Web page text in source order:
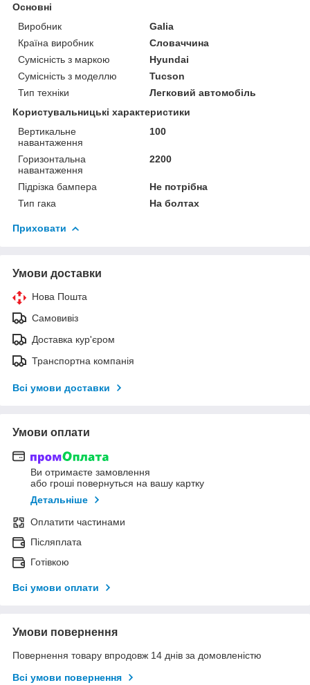
Основні
Виробник
Galia
Країна виробник
Словаччина
Сумісність з маркою
Hyundai
Сумісність з моделлю
Tucson
Тип техніки
Легковий автомобіль
Користувальницькі характеристики
Вертикальне
навантаження
100
Горизонтальна
навантаження
2200
Підрізка бампера
Не потрібна
Тип гака
На болтах
Приховати
Умови доставки
Нова Пошта
Самовивіз
Доставка кур'єром
Транспортна компанія
Всі умови доставки
Умови оплати
Ви отримаєте замовлення
або гроші повернуться на вашу картку
Детальніше
Оплатити частинами
Післяплата
Готівкою
Всі умови оплати
Умови повернення
Повернення товару впродовж 14 днів за домовленістю
Всі умови повернення